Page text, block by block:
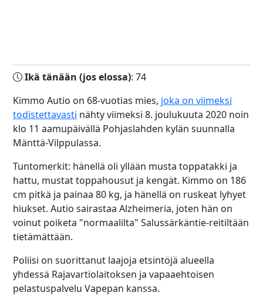
Ikä tänään (jos elossa): 74
Kimmo Autio on 68-vuotias mies, joka on viimeksi
todistettavasti nähty viimeksi 8. joulukuuta 2020 noin
klo 11 aamupäivällä Pohjaslahden kylän suunnalla
Mänttä-Vilppulassa.
Tuntomerkit: hänellä oli yllään musta toppatakki ja
hattu, mustat toppahousut ja kengät. Kimmo on 186
cm pitkä ja painaa 80 kg, ja hänellä on ruskeat lyhyet
hiukset. Autio sairastaa Alzheimeria, joten hän on
voinut poiketa "normaalilta" Salussärkäntie-reitiltään
tietämättään.
Poliisi on suorittanut laajoja etsintöjä alueella
yhdessä Rajavartiolaitoksen ja vapaaehtoisen
pelastuspalvelu Vapepan kanssa.